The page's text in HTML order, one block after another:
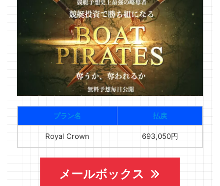
プラン名 払戻
Royal Crown 693,050円
メールボックス